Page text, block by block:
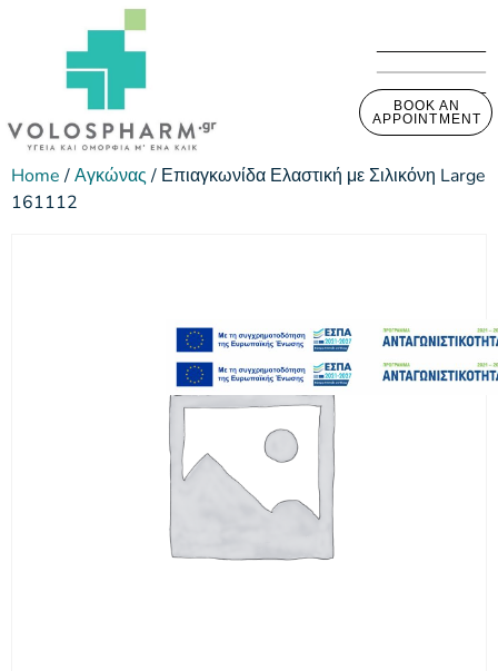
BOOK AN
APPOINTMENT
Home/Αγκώνας/ Επιαγκωνίδα Ελαστική με Σιλικόνη Large
161112